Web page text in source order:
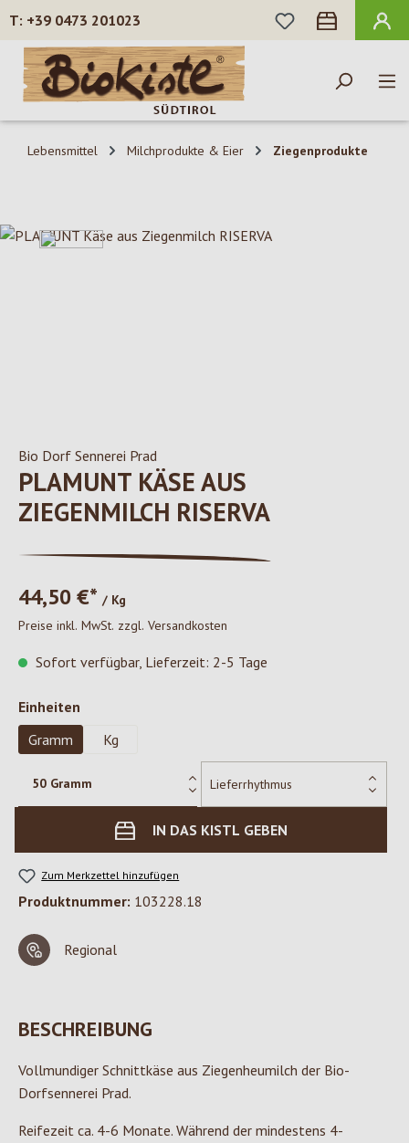
Zum Hauptinhalt springen
+39 0473 201023
DU HAST 0
Lebensmittel Milchprodukte & Eier Ziegenprodukte
Bildergalerie überspringen
Bio Dorf Sennerei Prad
PLAMUNT KÄSE AUS
ZIEGENMILCH RISERVA
44,50 €* / Kg
Preise inkl. MwSt. zzgl. Versandkosten
Sofort verfügbar, Lieferzeit: 2-5 Tage
Einheiten
Gramm
Kg
IN DAS KISTL GEBEN
Zum Merkzettel hinzufügen
Produktnummer: 103228.18
Regional
BESCHREIBUNG
Vollmundiger Schnittkäse aus Ziegenheumilch der Bio-
Dorfsennerei Prad.
Reifezeit ca. 4-6 Monate. Während der mindestens 4-